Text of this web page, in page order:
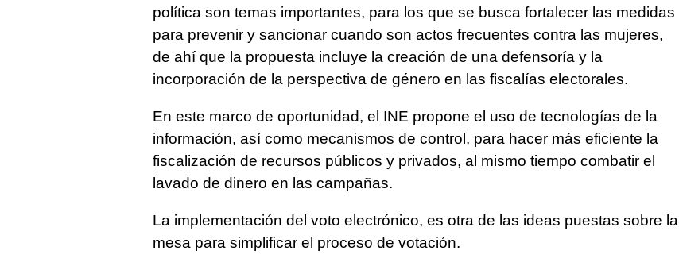
política son temas importantes, para los que se busca fortalecer las medidas
para prevenir y sancionar cuando son actos frecuentes contra las mujeres,
de ahí que la propuesta incluye la creación de una defensoría y la
incorporación de la perspectiva de género en las fiscalías electorales.
En este marco de oportunidad, el INE propone el uso de tecnologías de la
información, así como mecanismos de control, para hacer más eficiente la
fiscalización de recursos públicos y privados, al mismo tiempo combatir el
lavado de dinero en las campañas.
La implementación del voto electrónico, es otra de las ideas puestas sobre la
mesa para simplificar el proceso de votación.